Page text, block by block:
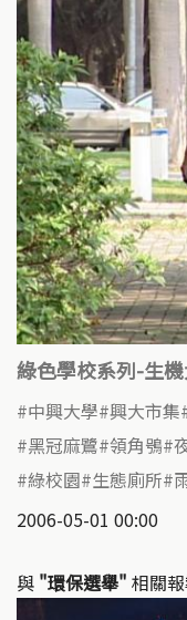
綠色學校系列-生
中興大學 興大市集
黑冠麻鷺 領角鴞
綠校園 生態廁所
2006-05-01 00:00
與 "環保選舉" 相關